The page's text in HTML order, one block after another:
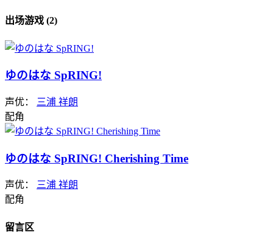
出场游戏 (2)
ゆのはな SpRING!
声优：
三浦 祥朗
配角
ゆのはな SpRING! Cherishing Time
声优：
三浦 祥朗
配角
留言区